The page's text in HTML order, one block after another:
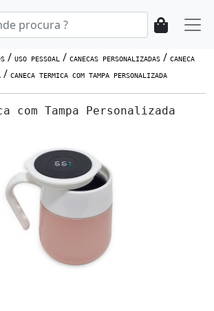
/ USO PESSOAL / CANECAS PERSONALIZADAS / CANECA
/ CANECA TERMICA COM TAMPA PERSONALIZADA
com Tampa Personalizada